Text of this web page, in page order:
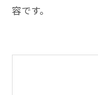
容です。